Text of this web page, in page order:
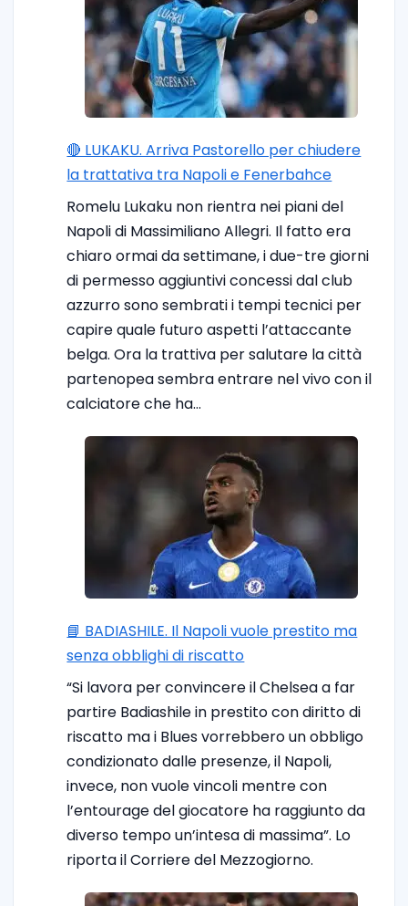
🔴 LUKAKU. Arriva Pastorello per chiudere
la trattativa tra Napoli e Fenerbahce
Romelu Lukaku non rientra nei piani del
Napoli di Massimiliano Allegri. Il fatto era
chiaro ormai da settimane, i due-tre giorni
di permesso aggiuntivi concessi dal club
azzurro sono sembrati i tempi tecnici per
capire quale futuro aspetti l’attaccante
belga. Ora la trattiva per salutare la città
partenopea sembra entrare nel vivo con il
calciatore che ha…
📘 BADIASHILE. Il Napoli vuole prestito ma
senza obblighi di riscatto
“Si lavora per convincere il Chelsea a far
partire Badiashile in prestito con diritto di
riscatto ma i Blues vorrebbero un obbligo
condizionato dalle presenze, il Napoli,
invece, non vuole vincoli mentre con
l’entourage del giocatore ha raggiunto da
diverso tempo un’intesa di massima”. Lo
riporta il Corriere del Mezzogiorno.